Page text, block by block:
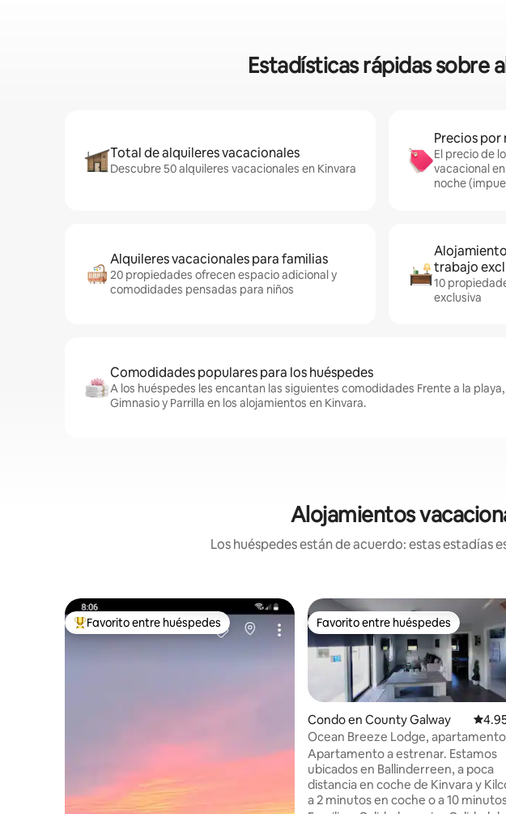
Estadísticas rápidas sobre
Total de alquileres vacacionales
Descubre 50 alquileres vacacionales en Kinvara
Precios por
El precio de
vacacional
noche
Alquileres vacacionales para familias
20 propiedades ofrecen espacio adicional y
comodidades pensadas para niños
trabajo
10
exclusiva
Comodidades populares para los huéspedes
A los huéspedes les encantan las siguientes comodidades Frente a la playa,
Gimnasio y Parrilla en los alojamientos en Kinvara.
Alojamientos
Los huéspedes están de acuerdo: estas estadías
Favorito entre huéspedes preferido
Favorito entre huéspedes Favorito entre huéspedes
Favorito entre huéspedes
Condo en County Galway
Ocean Breeze Lodge,
camas (construcción nueva de 2024)
Apartamento a estrenar. Estamos
ubicados en Ballinderreen, a poca
distancia en coche de Kinvara y
a 2 minutos en coche o a 10